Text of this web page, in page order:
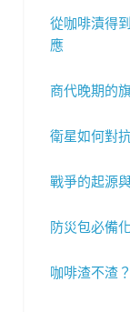
從咖啡漬得
應
商代晚期的
衛星如何對
戰爭的起源
防災包必備
咖啡渣不渣